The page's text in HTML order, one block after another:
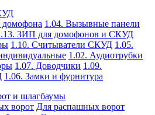
домофона 1.04. Вызывные панели
ЗИП для домофонов и СКУД
1.10. Считыватели СКУД 1.05.
1.02. Аудиотрубки
1.07. Доводчики 1.09.
1.06. Замки и фурнитура
и шлагбаумы
ворот Для распашных ворот